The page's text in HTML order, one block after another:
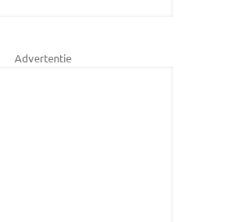
Advertentie